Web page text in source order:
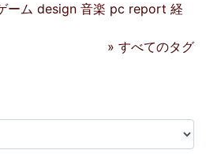
ーム design 音楽 pc report 経
» すべてのタグ